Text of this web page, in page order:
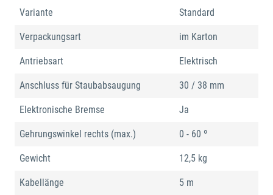
Variante Standard
Verpackungsart im Karton
Antriebsart Elektrisch
Anschluss für Staubabsaugung 30 / 38 mm
Elektronische Bremse Ja
Gehrungswinkel rechts (max.) 0 - 60 º
Gewicht 12,5 kg
Kabellänge 5 m